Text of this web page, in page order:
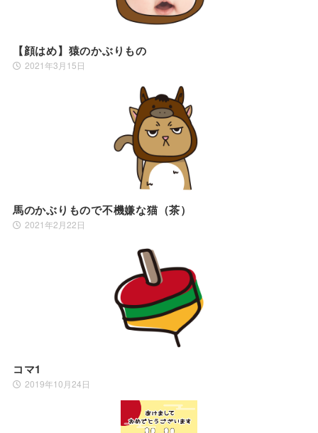
【顔はめ】猿のかぶりもの
2021年3月15日
馬のかぶりもので不機嫌な猫（茶）
2021年2月22日
コマ1
2019年10月24日